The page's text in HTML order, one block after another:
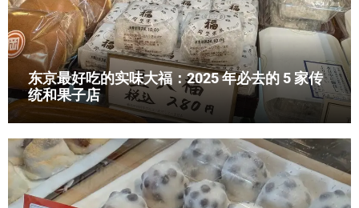
东京最好吃的实味大福：2025 年必去的 5 家传
统和果子店